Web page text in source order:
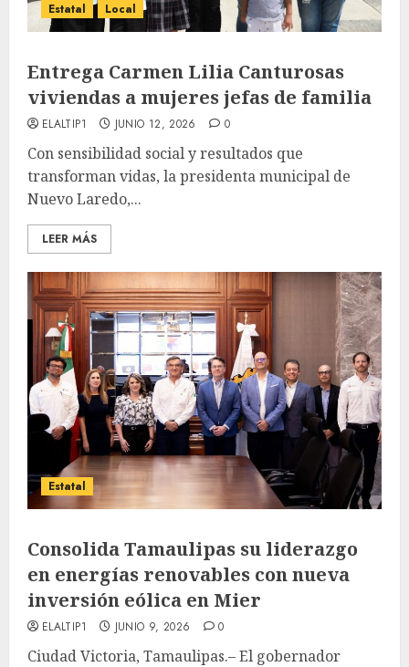
Estatal Local
Entrega Carmen Lilia Canturosas
viviendas a mujeres jefas de familia
ELALTIP1 JUNIO 12, 2026 0
Con sensibilidad social y resultados que
transforman vidas, la presidenta municipal de
Nuevo Laredo,...
LEER MÁS
Estatal
Consolida Tamaulipas su liderazgo
en energías renovables con nueva
inversión eólica en Mier
ELALTIP1 JUNIO 9, 2026 0
Ciudad Victoria, Tamaulipas.– El gobernador